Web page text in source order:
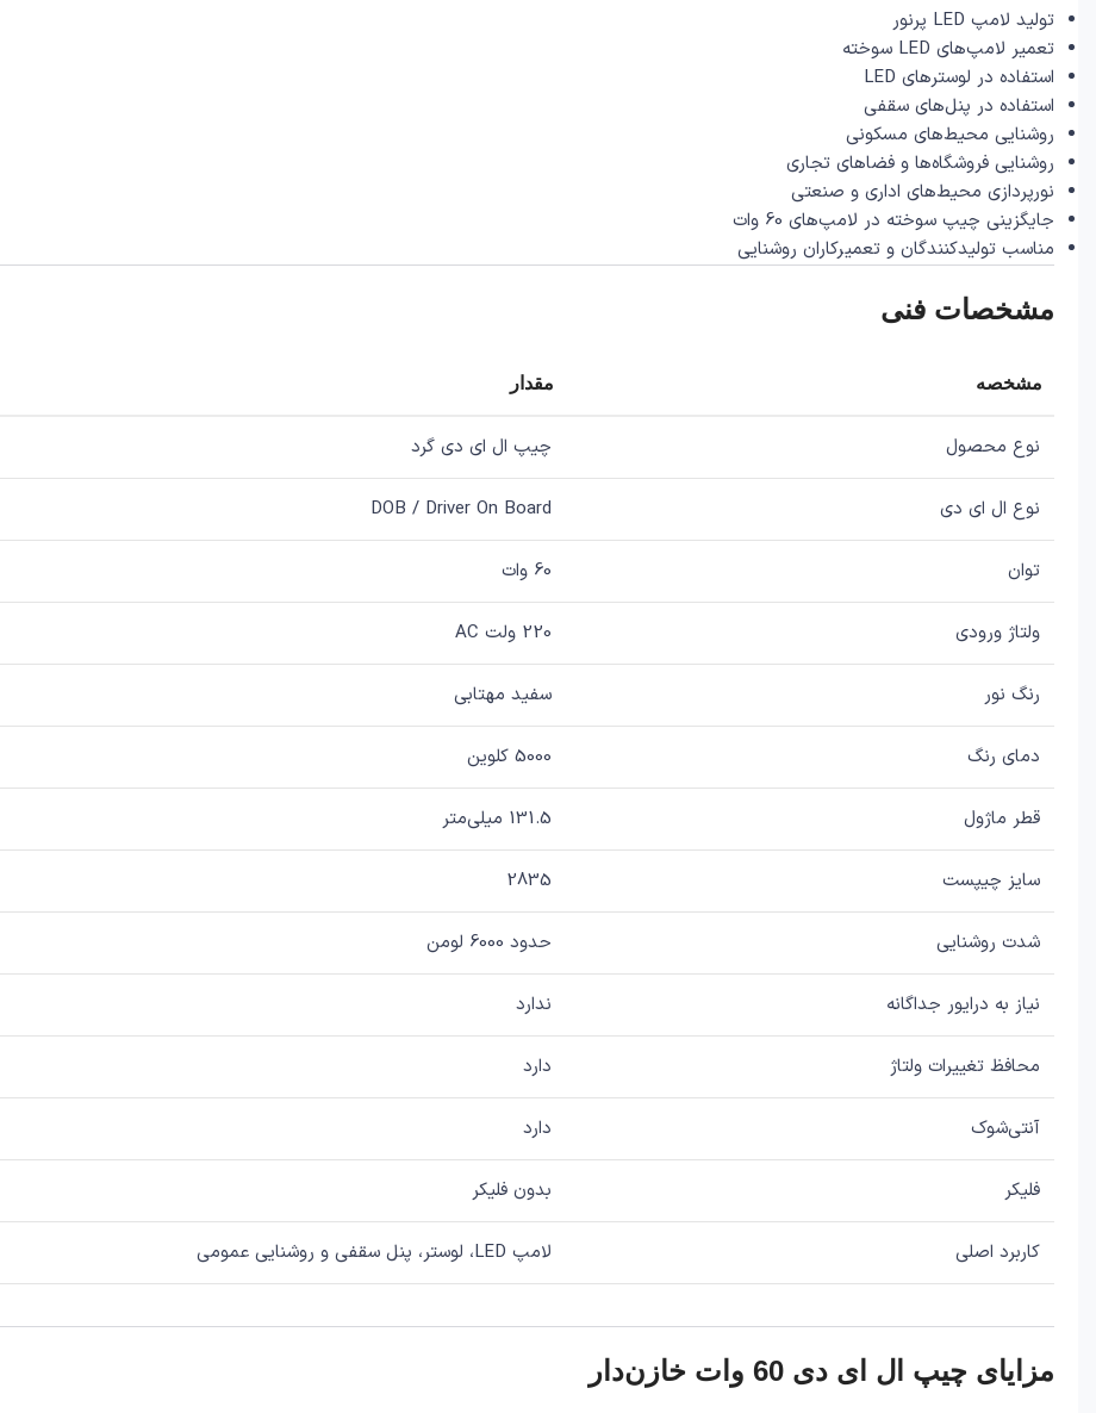
تولید لامپ LED پرنور
تعمیر لامپ‌های LED سوخته
استفاده در لوسترهای LED
استفاده در پنل‌های سقفی
روشنایی محیط‌های مسکونی
روشنایی فروشگاه‌ها و فضاهای تجاری
نورپردازی محیط‌های اداری و صنعتی
جایگزینی چیپ سوخته در لامپ‌های 60 وات
مناسب تولیدکنندگان و تعمیرکاران روشنایی
مشخصات فنی
مشخصه مقدار
نوع محصول چیپ ال ای دی گرد
نوع ال ای دی DOB / Driver On Board
توان 60 وات
ولتاژ ورودی 220 ولت AC
رنگ نور سفید مهتابی
دمای رنگ 5000 کلوین
قطر ماژول 131.5 میلی‌متر
سایز چیپست 2835
شدت روشنایی حدود 6000 لومن
نیاز به درایور جداگانه ندارد
محافظ تغییرات ولتاژ دارد
آنتی‌شوک دارد
فلیکر بدون فلیکر
کاربرد اصلی لامپ LED، لوستر، پنل سقفی و روشنایی عمومی
مزایای چیپ ال ای دی 60 وات خازن‌دار